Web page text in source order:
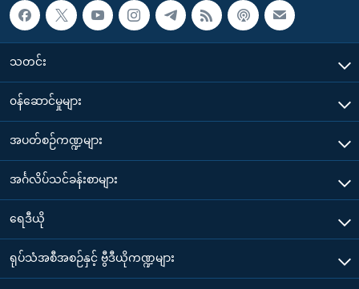
သတင်း
၀န်ဆောင်မှုများ
အပတ်စဉ်ကဏ္ဍများ
အင်္ဂလိပ်သင်ခန်းစာများ
ရေဒီယို
ရုပ်သံအစီအစဉ်နှင့် ဗွီဒီယိုကဏ္ဍများ